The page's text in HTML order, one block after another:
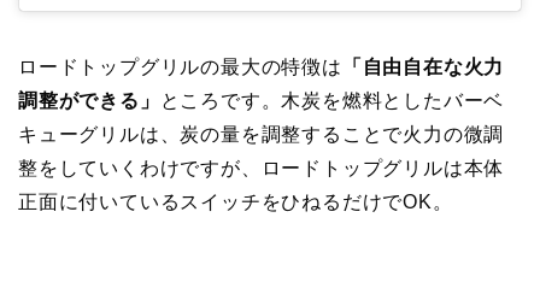
ロードトップグリルの最大の特徴は
「自由自在な火力
調整ができる」
ところです。木炭を燃料としたバーベ
キューグリルは、炭の量を調整することで火力の微調
整をしていくわけですが、ロードトップグリルは本体
正面に付いているスイッチをひねるだけでOK。